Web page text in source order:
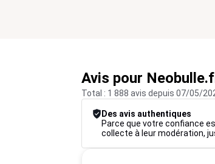
Avis pour
Total : 1 888 avis depuis 07/05/
Des avis authentiques
Parce que votre confiance
collecte à leur modération,